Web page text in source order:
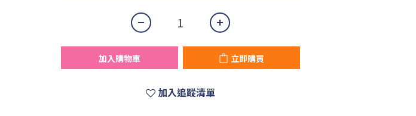
加入購物車 立即購買
加入追蹤清單